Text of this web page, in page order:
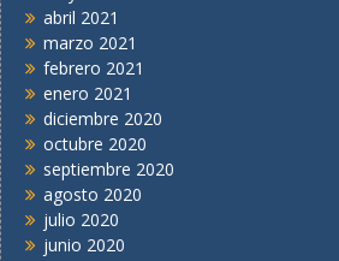
abril 2021
marzo 2021
febrero 2021
enero 2021
diciembre 2020
octubre 2020
septiembre 2020
agosto 2020
julio 2020
junio 2020